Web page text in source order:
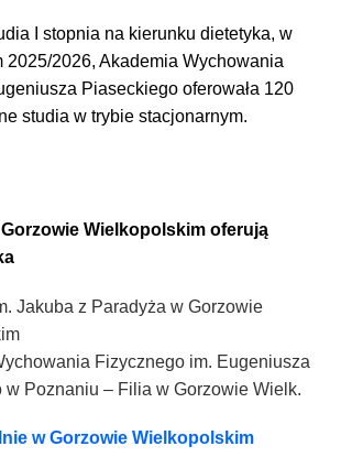
I stopnia na kierunku dietetyka, w
2025/2026, Akademia Wychowania
Piaseckiego oferowała 120
studia w trybie stacjonarnym.
Wielkopolskim oferują
Jakuba z Paradyża w Gorzowie
Fizycznego im. Eugeniusza
w Poznaniu – Filia w Gorzowie Wielk.
w Gorzowie Wielkopolskim